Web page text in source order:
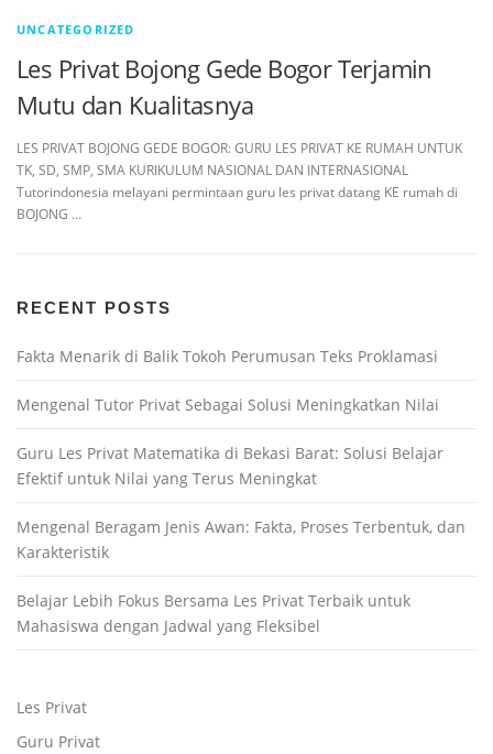
UNCATEGORIZED
Les Privat Bojong Gede Bogor Terjamin
Mutu dan Kualitasnya
LES PRIVAT BOJONG GEDE BOGOR: GURU LES PRIVAT KE RUMAH UNTUK
TK, SD, SMP, SMA KURIKULUM NASIONAL DAN INTERNASIONAL
Tutorindonesia melayani permintaan guru les privat datang KE rumah di
BOJONG …
RECENT POSTS
Fakta Menarik di Balik Tokoh Perumusan Teks Proklamasi
Mengenal Tutor Privat Sebagai Solusi Meningkatkan Nilai
Guru Les Privat Matematika di Bekasi Barat: Solusi Belajar
Efektif untuk Nilai yang Terus Meningkat
Mengenal Beragam Jenis Awan: Fakta, Proses Terbentuk, dan
Karakteristik
Belajar Lebih Fokus Bersama Les Privat Terbaik untuk
Mahasiswa dengan Jadwal yang Fleksibel
Les Privat
Guru Privat